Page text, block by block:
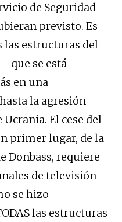
de Seguridad
previsto. Es
las estructuras del
se está
en una
la agresión
El cese del
primer lugar, de la
Donbass, requiere
de televisión
se hizo
las estructuras